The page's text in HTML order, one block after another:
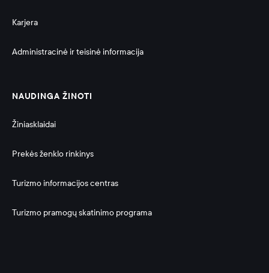
Karjera
Administracinė ir teisinė informacija
NAUDINGA ŽINOTI
Žiniasklaidai
Prekės ženklo rinkinys
Turizmo informacijos centras
Turizmo pramogų skatinimo programa